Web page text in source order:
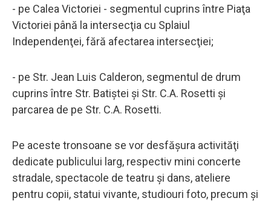
- pe Calea Victoriei - segmentul cuprins între Piaţa
Victoriei până la intersecţia cu Splaiul
Independenţei, fără afectarea intersecţiei;
- pe Str. Jean Luis Calderon, segmentul de drum
cuprins între Str. Batiştei şi Str. C.A. Rosetti şi
parcarea de pe Str. C.A. Rosetti.
Pe aceste tronsoane se vor desfăşura activităţi
dedicate publicului larg, respectiv mini concerte
stradale, spectacole de teatru şi dans, ateliere
pentru copii, statui vivante, studiouri foto, precum şi